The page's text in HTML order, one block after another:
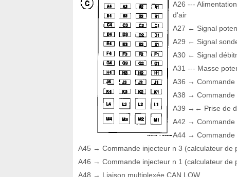
A26 ---
d'air
A27 ← Signal
A29 ← Signal
A30 ← Signal
A31 --- Masse
A36 → Commande
A38 → Commande
A39 →← Prise de
A42 → Commande
A44 → Commande
A45 → Commande injecteur n 3 (calculateur de
A46 → Commande injecteur n 1 (calculateur de
A48 → Liaison multiplexée CAN LOW